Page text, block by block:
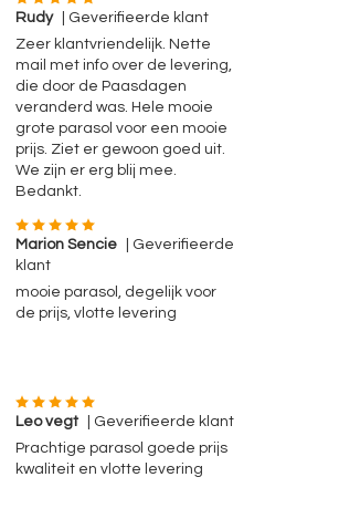
Rudy
| Geverifieerde klant
Zeer klantvriendelijk. Nette
mail met info over de levering,
die door de Paasdagen
veranderd was. Hele mooie
grote parasol voor een mooie
prijs. Ziet er gewoon goed uit.
We zijn er erg blij mee.
Bedankt.
Marion Sencie
| Geverifieerde
klant
mooie parasol, degelijk voor
de prijs, vlotte levering
Leo vegt
| Geverifieerde klant
Prachtige parasol goede prijs
kwaliteit en vlotte levering